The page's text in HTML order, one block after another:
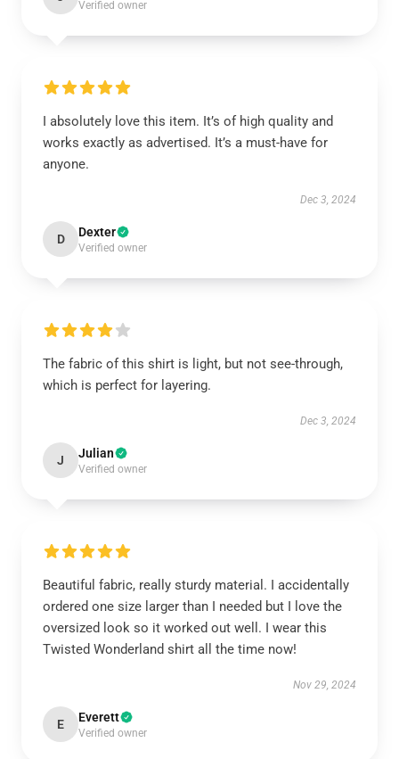
Verified owner
I absolutely love this item. It’s of high quality and
works exactly as advertised. It’s a must-have for
anyone.
Dec 3, 2024
D Dexter
Verified owner
The fabric of this shirt is light, but not see-through,
which is perfect for layering.
Dec 3, 2024
J Julian
Verified owner
Beautiful fabric, really sturdy material. I accidentally
ordered one size larger than I needed but I love the
oversized look so it worked out well. I wear this
Twisted Wonderland shirt all the time now!
Nov 29, 2024
E Everett
Verified owner